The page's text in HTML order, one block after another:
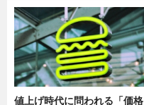
値上げ時代に問われる「価格